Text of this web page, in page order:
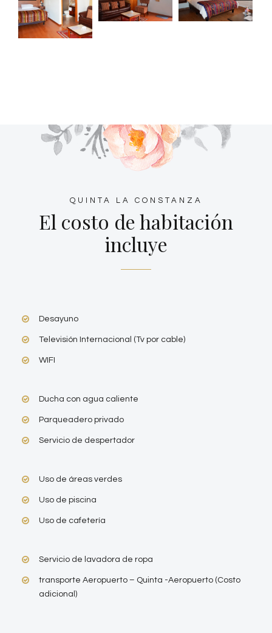
QUINTA LA CONSTANZA
El costo de habitación
incluye
Desayuno
Televisión Internacional (Tv por cable)
WIFI
Ducha con agua caliente
Parqueadero privado
Servicio de despertador
Uso de áreas verdes
Uso de piscina
Uso de cafetería
Servicio de lavadora de ropa
transporte Aeropuerto – Quinta -Aeropuerto (Costo
adicional)